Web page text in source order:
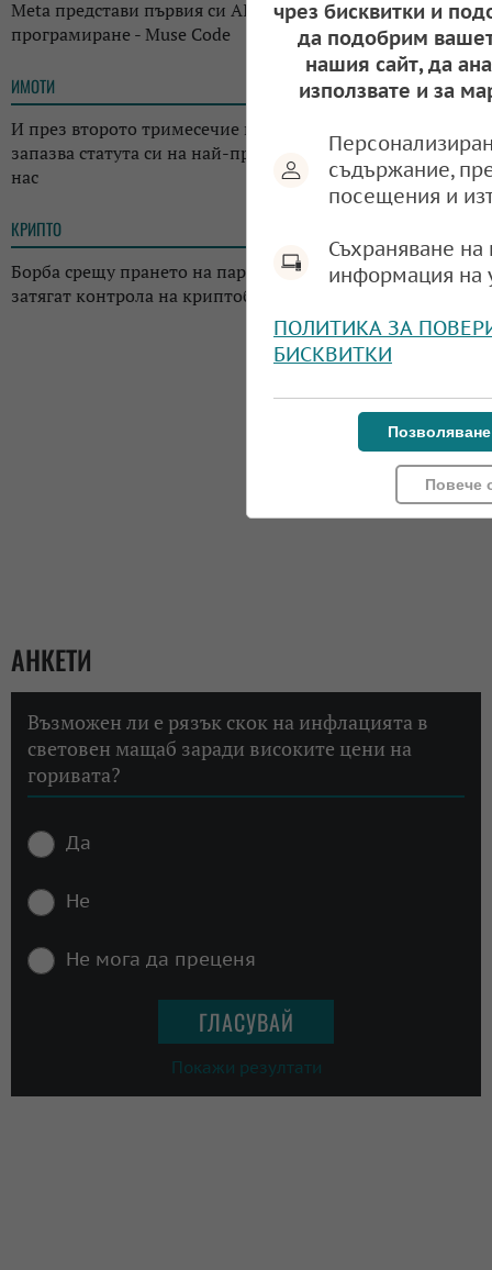
Meta представи първия си AI инструмент за
програмиране - Muse Code
ИМОТИ 13:14
И през второто тримесечие на годината: Къщата
запазва статута си на най-предпочитаното жилище у
нас
КРИПТО
Борба срещу прането на пари: Регулаторите в Япония
затягат контрола на криптоборсите в страната
АНКЕТИ
Възможен ли е рязък скок на инфлацията в
световен мащаб заради високите цени на
горивата?
Да
Не
Не мога да преценя
Покажи резултати
чрез бисквитки и
да подобрим
нашия сайт, да
използвате и за
съдържание,
посещения и
Съхраняване
информация на
ПОЛИТИКА ЗА
БИСКВИТКИ
Повече